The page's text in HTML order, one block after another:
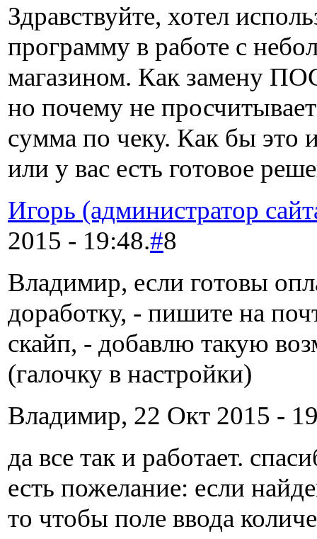
Здравствуйте, хотел
программу в работе с
магазином. Как замену
но почему не
сумма по чеку. Как бы это
или у вас есть готовое
Игорь (администратор
2015 - 19:48.#8
Владимир, если готовы
доработку, - пишите на
скайп, - добавлю такую
(галочку в настройки)
Владимир, 22 Окт 2015 -
да все так и работает.
есть пожелание: если
то чтобы поле ввода